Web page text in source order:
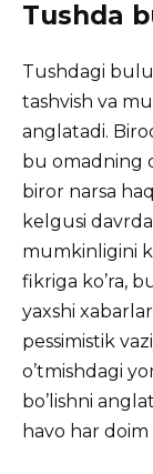
Tushda
Tushdagi
tashvish va
anglatadi.
bu omadning
biror narsa
kelgusi
mumkinligini
fikriga ko’ra,
yaxshi
pessimistik
o’tmishdagi
bo’lishni
havo har